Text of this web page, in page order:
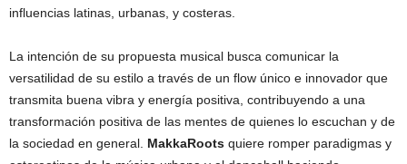
influencias latinas, urbanas, y costeras.
La intención de su propuesta musical busca comunicar la
versatilidad de su estilo a través de un flow único e innovador que
transmita buena vibra y energía positiva, contribuyendo a una
transformación positiva de las mentes de quienes lo escuchan y de
la sociedad en general. MakkaRoots quiere romper paradigmas y